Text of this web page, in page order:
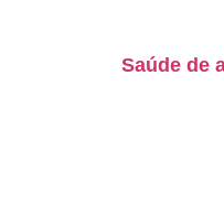
Saúde de